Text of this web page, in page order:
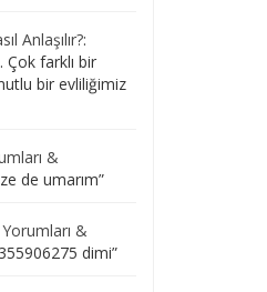
Anlaşılır?:
farklı bir
bir evliliğimiz
&
de umarım”
&
dimi”